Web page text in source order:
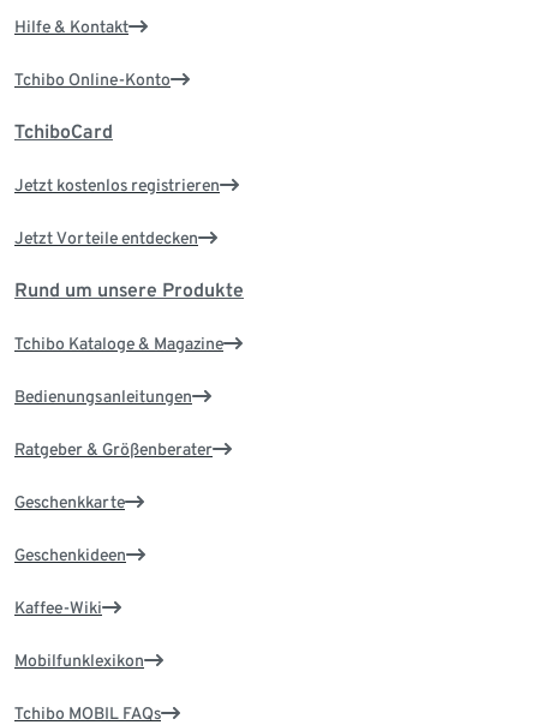
Hilfe & Kontakt
Tchibo Online-Konto
TchiboCard
Jetzt kostenlos registrieren
Jetzt Vorteile entdecken
Rund um unsere Produkte
Tchibo Kataloge & Magazine
Bedienungsanleitungen
Ratgeber & Größenberater
Geschenkkarte
Geschenkideen
Kaffee-Wiki
Mobilfunklexikon
Tchibo MOBIL FAQs